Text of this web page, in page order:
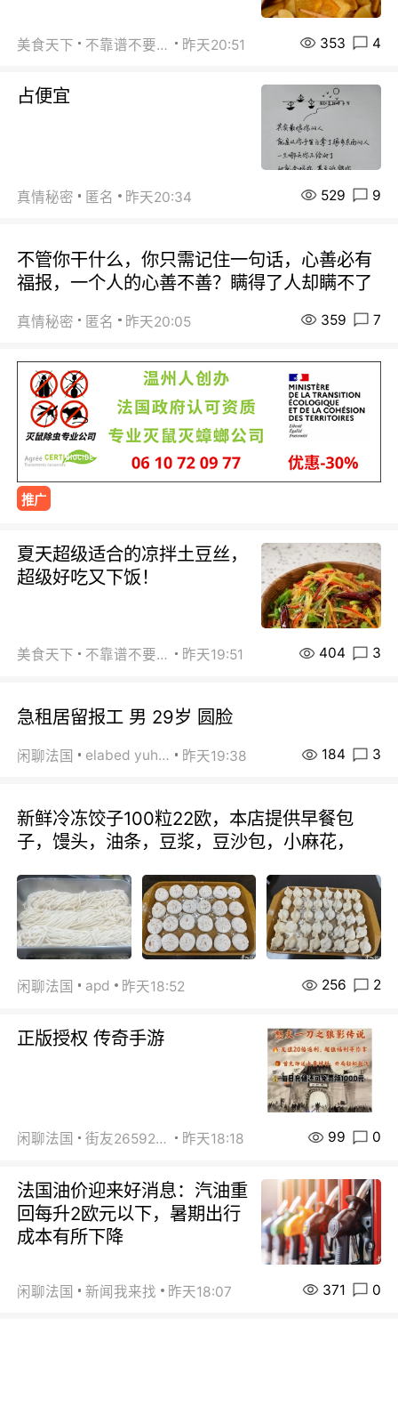
美食天下 不靠谱不要联系 昨天20:51 353 4
占便宜
真情秘密 匿名 昨天20:34 529 9
不管你干什么，你只需记住一句话，心善必有
福报，一个人的心善不善？瞒得了人却瞒不了
真情秘密 匿名 昨天20:05 359 7
推广
夏天超级适合的凉拌土豆丝，
超级好吃又下饭！
美食天下 不靠谱不要联系 昨天19:51 404 3
急租居留报工 男 29岁 圆脸
闲聊法国 elabed yuhua 昨天19:38 184 3
新鲜冷冻饺子100粒22欧，本店提供早餐包
子，馒头，油条，豆浆，豆沙包，小麻花，
闲聊法国 apd 昨天18:52 256 2
正版授权 传奇手游
闲聊法国 街友26592800 昨天18:18 99 0
法国油价迎来好消息：汽油重
回每升2欧元以下，暑期出行
成本有所下降
闲聊法国 新闻我来找 昨天18:07 371 0